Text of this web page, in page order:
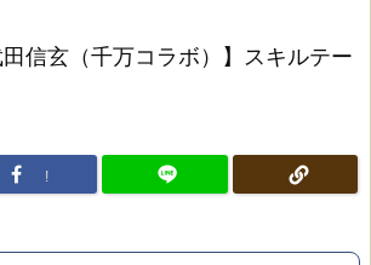
信玄（千万コラボ）】スキルテー
!